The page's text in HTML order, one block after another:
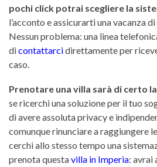
pochi click potrai scegliere la
l’acconto e assicurarti una vacanza
Nessun problema: una linea
dicontattarcidirettamente per
caso.
Prenotare una villa sarà di certo
se ricerchi una soluzione per il tuo
di avere assoluta privacy e
comunque rinunciare a raggiungere
cerchi allo stesso tempo una
prenota questavilla in Imperia: avrai